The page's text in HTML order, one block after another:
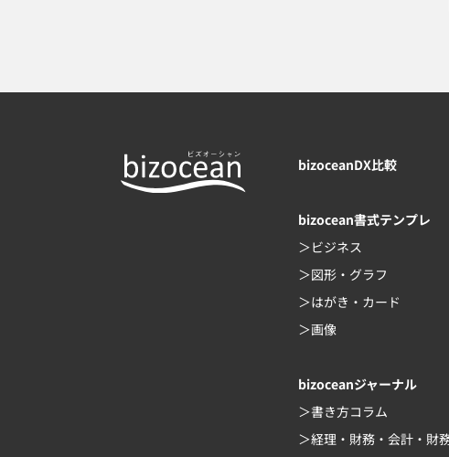
bizoceanDX比較
bizocean書式テンプレ
ビジネス
図形・グラフ
はがき・カード
画像
bizoceanジャーナル
書き方コラム
経理・財務・会計・財